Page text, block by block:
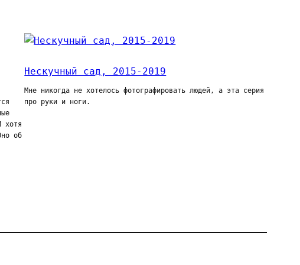
хотя
об
Нескучный сад, 2015-2019
Мне никогда не хотелось фотографировать людей, а эта серия
про руки и ноги.